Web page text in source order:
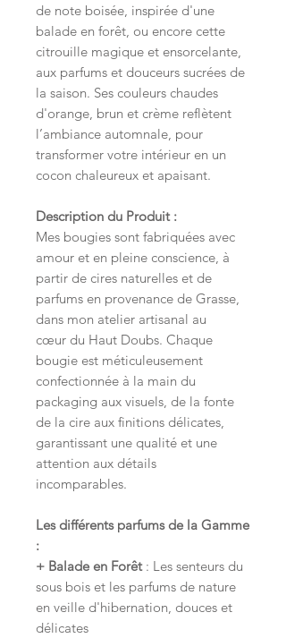
de note boisée, inspirée d'une
balade en forêt, ou encore cette
citrouille magique et ensorcelante,
aux parfums et douceurs sucrées de
la saison. Ses couleurs chaudes
d'orange, brun et crème reflètent
l’ambiance automnale, pour
transformer votre intérieur en un
cocon chaleureux et apaisant.
Description du Produit :
Mes bougies sont fabriquées avec
amour et en pleine conscience, à
partir de cires naturelles et de
parfums en provenance de Grasse,
dans mon atelier artisanal au
cœur du Haut Doubs. Chaque
bougie est méticuleusement
confectionnée à la main du
packaging aux visuels, de la fonte
de la cire aux finitions délicates,
garantissant une qualité et une
attention aux détails
incomparables.
Les différents parfums de la Gamme
:
+ Balade en Forêt : Les senteurs du
sous bois et les parfums de nature
en veille d'hibernation, douces et
délicates